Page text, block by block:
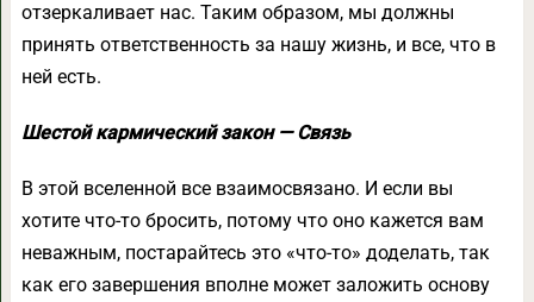
отзеркаливает нас. Таким образом, мы должны
принять ответственность за нашу жизнь, и все, что в
ней есть.
Шестой кармический закон — Связь
В этой вселенной все взаимосвязано. И если вы
хотите что-то бросить, потому что оно кажется вам
неважным, постарайтесь это «что-то» доделать, так
как его завершения вполне может заложить основу